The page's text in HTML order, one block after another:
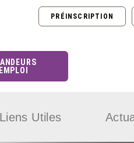
PRÉINSCRIPTION
Liens Utiles